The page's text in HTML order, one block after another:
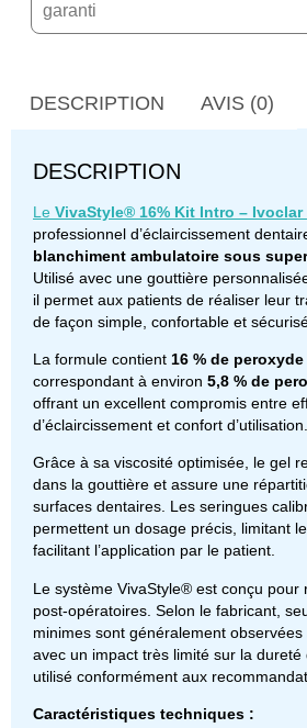
garanti
DESCRIPTION AVIS (0)
DESCRIPTION
Le VivaStyle® 16% Kit Intro – Ivoclar
professionnel d’éclaircissement
blanchiment ambulatoire sous
Utilisé avec une gouttière
il permet aux patients de réaliser leur
de façon simple, confortable et
La formule contient 16 % de
correspondant à environ 5,8 % de
offrant un excellent compromis entre
d’éclaircissement et confort d’utilisation.
Grâce à sa viscosité optimisée, le gel
dans la gouttière et assure une
surfaces dentaires. Les seringues
permettent un dosage précis, limitant
facilitant l’application par le patient.
Le système VivaStyle® est conçu pour
post-opératoires. Selon le fabricant,
minimes sont généralement observées
avec un impact très limité sur la dureté
utilisé conformément aux
Caractéristiques techniques :